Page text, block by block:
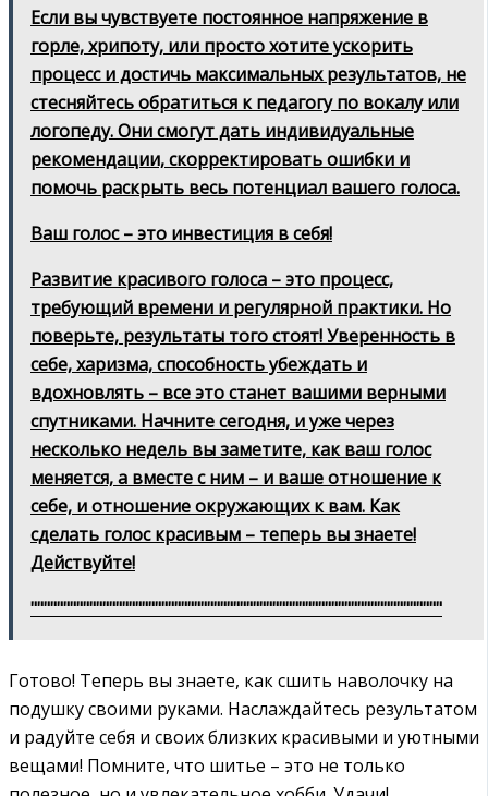
Если вы чувствуете постоянное напряжение в
горле, хрипоту, или просто хотите ускорить
процесс и достичь максимальных результатов, не
стесняйтесь обратиться к педагогу по вокалу или
логопеду. Они смогут дать индивидуальные
рекомендации, скорректировать ошибки и
помочь раскрыть весь потенциал вашего голоса.
Ваш голос – это инвестиция в себя!
Развитие красивого голоса – это процесс,
требующий времени и регулярной практики. Но
поверьте, результаты того стоят! Уверенность в
себе, харизма, способность убеждать и
вдохновлять – все это станет вашими верными
спутниками. Начните сегодня, и уже через
несколько недель вы заметите, как ваш голос
меняется, а вместе с ним – и ваше отношение к
себе, и отношение окружающих к вам. Как
сделать голос красивым – теперь вы знаете!
Действуйте!
"""""""""""""""""""""""""""""""""""""""""""""""""""""""""""""""
Готово! Теперь вы знаете, как сшить наволочку на
подушку своими руками. Наслаждайтесь результатом
и радуйте себя и своих близких красивыми и уютными
вещами! Помните, что шитье – это не только